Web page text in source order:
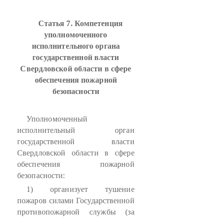
Статья 7. Компетенция
уполномоченного
исполнительного органа
государственной власти
Свердловской области в сфере
обеспечения пожарной
безопасности
Уполномоченный
исполнительный орган
государственной власти
Свердловской области в сфере
обеспечения пожарной
безопасности:
1) организует тушение
пожаров силами Государственной
противопожарной службы (за